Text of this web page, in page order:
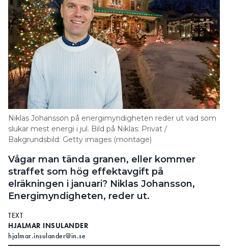
Niklas Johansson på energimyndigheten reder ut vad som
slukar mest energi i jul. Bild på Niklas: Privat /
Bakgrundsbild: Getty images (montage)
Vågar man tända granen, eller kommer
straffet som hög effektavgift på
elräkningen i januari? Niklas Johansson,
Energimyndigheten, reder ut.
TEXT
HJALMAR INSULANDER
hjalmar.insulander@in.se